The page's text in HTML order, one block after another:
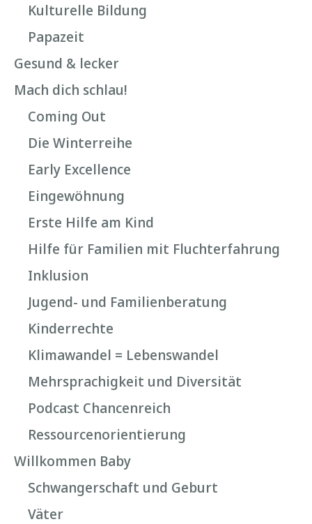
Kulturelle Bildung
Papazeit
Gesund & lecker
Mach dich schlau!
Coming Out
Die Winterreihe
Early Excellence
Eingewöhnung
Erste Hilfe am Kind
Hilfe für Familien mit Fluchterfahrung
Inklusion
Jugend- und Familienberatung
Kinderrechte
Klimawandel = Lebenswandel
Mehrsprachigkeit und Diversität
Podcast Chancenreich
Ressourcenorientierung
Willkommen Baby
Schwangerschaft und Geburt
Väter